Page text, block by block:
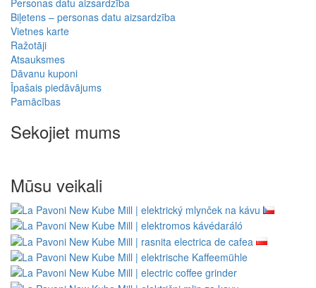
Pilnvarots pārdevējs
Wacaco, Cafelat, Flair un citi
atbalsts pirms un pēc pirkuma
ES piegāde
piegāde uz visām ES valstīm
Bezmaksas piegāde ES
pasūtījumiem virs 150,00 €
Informācija
Kā atgriezt preces savā valstī?
Par mums
Noteikumi un nosacījumi
Sadarbojieties ar mums
Vairumtirdzniecība
Wacaco — autorizēts izplatītājs
Cafelat — pilnvarots izplatītājs
Klientu apkalpošana